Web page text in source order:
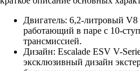
Двигатель: 6,2-литровый
работающий в паре с 10-
трансмиссией.
Дизайн: Escalade ESV V-
эксклюзивный дизайн